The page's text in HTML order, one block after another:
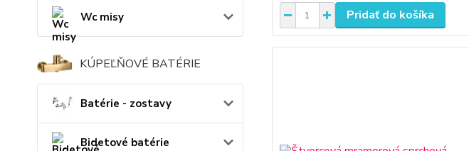
Wc misy
KÚPEĽŇOVÉ BATÉRIE
Batérie - zostavy
Bidetové batérie
Pridať do košíka